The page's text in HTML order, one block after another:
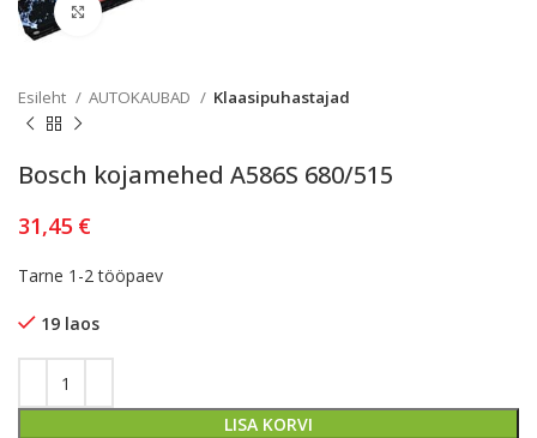
Kliki lülitamiseks
Esileht AUTOKAUBAD Klaasipuhastajad
Bosch kojamehed A586S 680/515
31,45 €
Tarne 1-2 tööpaev
19 laos
LISA KORVI